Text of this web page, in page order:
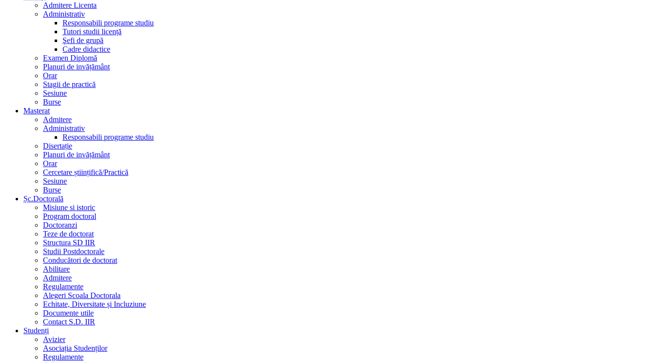
Admitere Licenta
Administrativ
Responsabili programe studiu
Tutori studii licență
Şefi de grupă
Cadre didactice
Examen Diplomă
Planuri de invățământ
Orar
Stagii de practică
Sesiune
Burse
Masterat
Admitere
Administrativ
Responsabili programe studiu
Disertație
Planuri de invățământ
Orar
Cercetare științifică/Practică
Sesiune
Burse
Șc.Doctorală
Misiune si istoric
Program doctoral
Doctoranzi
Teze de doctorat
Structura SD IIR
Studii Postdoctorale
Conducători de doctorat
Abilitare
Admitere
Regulamente
Alegeri Scoala Doctorala
Echitate, Diversitate și Incluziune
Documente utile
Contact S.D. IIR
Studenți
Avizier
Asociația Studenților
Regulamente